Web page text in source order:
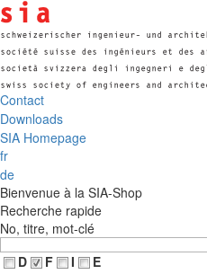
Contact
Downloads
SIA Homepage
fr
de
Bienvenue à la SIA-Shop
Recherche rapide
No, titre, mot-clé
D
F I
E